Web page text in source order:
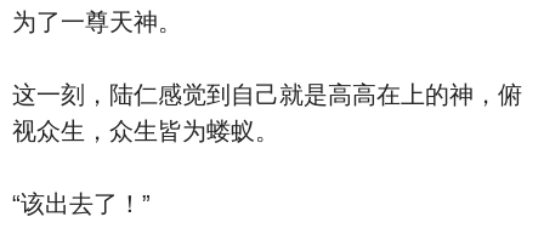
为了一尊天神。
这一刻，陆仁感觉到自己就是高高在上的神，俯
视众生，众生皆为蝼蚁。
“该出去了！”